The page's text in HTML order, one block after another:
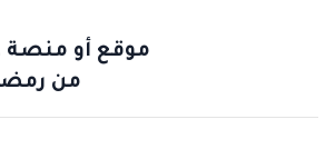
موقع أو منصة
من رمضان: